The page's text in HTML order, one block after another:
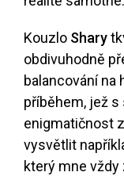
Kouzlo Shary
obdivuhodně
balancování na
příběhem, jež
enigmatičnost
vysvětlit
který mne